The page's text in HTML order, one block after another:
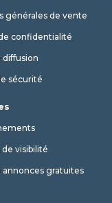
générales de vente
confidentialité
diffusion
sécurité
de visibilité
gratuites